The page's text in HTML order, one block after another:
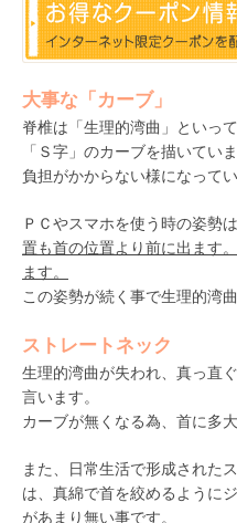
大事な「カーブ」
脊椎は「生理的湾曲」といっ
「Ｓ字」のカーブを描いてい
負担がかからない様になってい
ＰＣやスマホを使う時の姿勢は
置も首の位置より前に出ます
ます。
この姿勢が続く事で生理的湾
ストレートネック
生理的湾曲が失われ、真っ直
言います。
カーブが無くなる為、首に多
また、日常生活で形成された
は、真綿で首を絞めるように
があまり無い事です。